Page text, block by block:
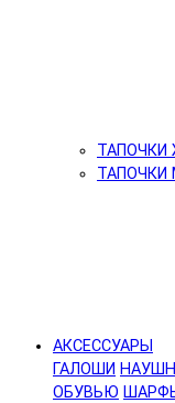
ТАПОЧКИ
ТАПОЧКИ
АКСЕССУАРЫ
ГАЛОШИ
ОБУВЬЮ